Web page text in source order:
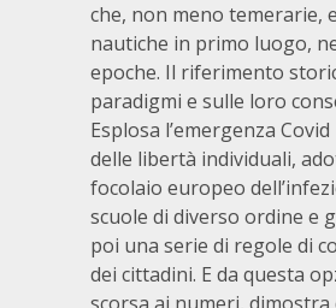
che, non meno temerarie,
nautiche in primo luogo,
epoche. Il riferimento
paradigmi e sulle loro
Esplosa l’emergenza
delle libertà individuali,
focolaio europeo
scuole di diverso ordine e
poi una serie di regole di
dei cittadini. E da questa